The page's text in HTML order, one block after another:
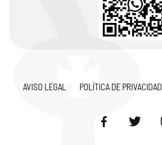
AVISO LEGAL POLÍTICA DE PRIVACIDAD